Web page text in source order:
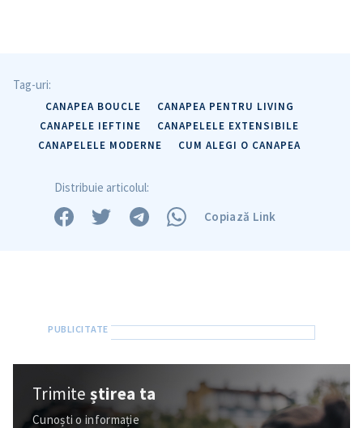
Tag-uri:
CANAPEA BOUCLE
CANAPEA PENTRU LIVING
CANAPELE IEFTINE
CANAPELELE EXTENSIBILE
CANAPELELE MODERNE
CUM ALEGI O CANAPEA
Distribuie articolul:
Copiază Link
Trimiteștirea ta
Cunoști o informație
+ Încarcă imagine
Link media+ Link media